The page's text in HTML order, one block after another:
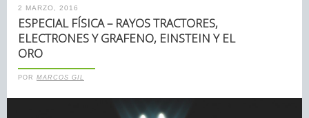
2 MARZO, 2016
ESPECIAL FÍSICA – RAYOS TRACTORES,
ELECTRONES Y GRAFENO, EINSTEIN Y EL
ORO
POR MARCOS GIL